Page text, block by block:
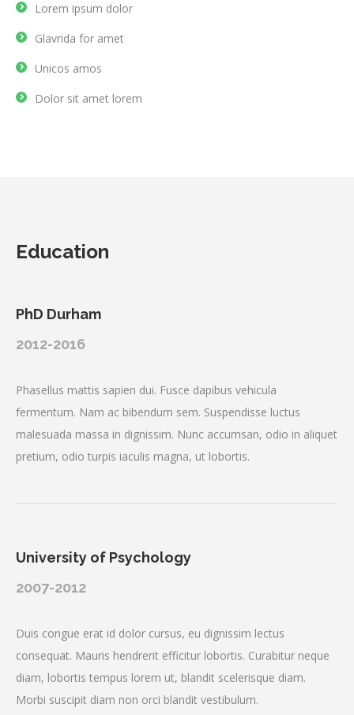
Lorem ipsum dolor
Glavrida for amet
Unicos amos
Dolor sit amet lorem
Education
PhD Durham
2012-2016
Phasellus mattis sapien dui. Fusce dapibus vehicula
fermentum. Nam ac bibendum sem. Suspendisse luctus
malesuada massa in dignissim. Nunc accumsan, odio in aliquet
pretium, odio turpis iaculis magna, ut lobortis.
University of Psychology
2007-2012
Duis congue erat id dolor cursus, eu dignissim lectus
consequat. Mauris hendrerit efficitur lobortis. Curabitur neque
diam, lobortis tempus lorem ut, blandit scelerisque diam.
Morbi suscipit diam non orci blandit vestibulum.